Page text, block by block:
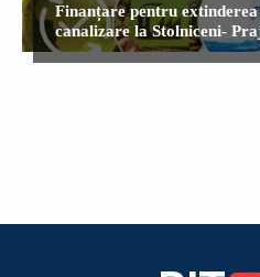
Finanțare pentru
canalizare la Stolniceni-